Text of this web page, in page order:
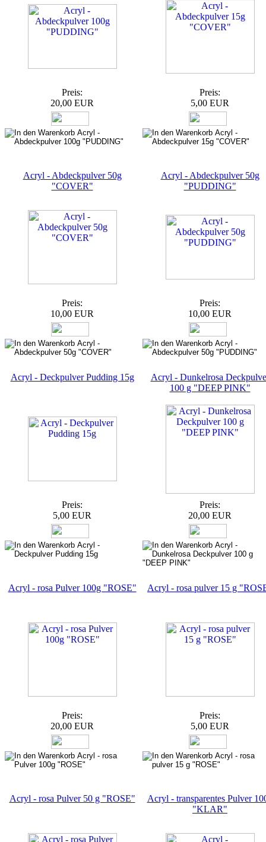
Preis:
20,00 EUR
Preis:
5,00 EUR
Acryl - Abdeckpulver 50g
"COVER"
Preis:
10,00 EUR
Acryl - Abdeckpulver 50g
"PUDDING"
Preis:
10,00 EUR
Acryl - Deckpulver Pudding 15g
Preis:
5,00 EUR
Acryl - Dunkelrosa
100 g "DEEP PINK"
Preis:
20,00 EUR
Acryl - rosa Pulver 100g "ROSE"
Preis:
20,00 EUR
Acryl - rosa pulver 15 g
Preis:
5,00 EUR
Acryl - rosa Pulver 50 g "ROSE"
Acryl - transparentes Pulver
"KLAR"